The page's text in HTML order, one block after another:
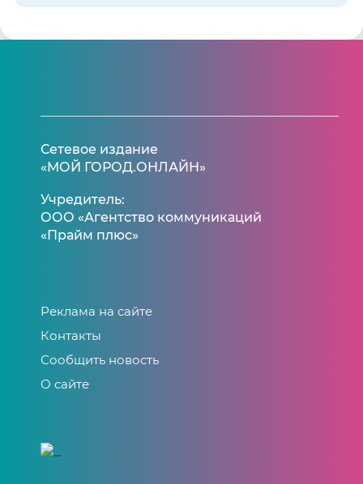
Сетевое издание
«МОЙ ГОРОД.ОНЛАЙН»
Учредитель:
ООО «Агентство коммуникаций
«Прайм плюс»
Реклама на сайте
Контакты
Сообщить новость
О сайте